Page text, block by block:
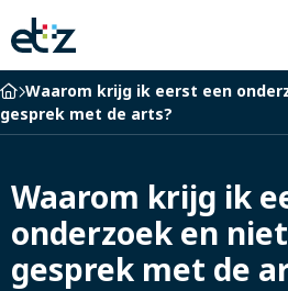
Elisabeth-
TweeSteden
Ziekenhuis
Home
Waarom krijg ik eerst een
gesprek met de arts?
Waarom krijg ik
onderzoek en
gesprek met de